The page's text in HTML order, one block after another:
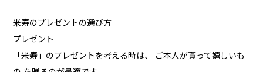
米寿のプレゼントの選び方
プレゼント
「米寿」のプレゼントを考える時は、 ご本人が貰って嬉しいも